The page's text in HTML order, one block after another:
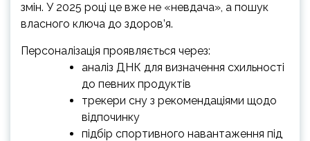
змін. У 2025 році це вже не «невдача», а пошук
власного ключа до здоров’я.
Персоналізація проявляється через:
аналіз ДНК для визначення схильності
до певних продуктів
трекери сну з рекомендаціями щодо
відпочинку
підбір спортивного навантаження під